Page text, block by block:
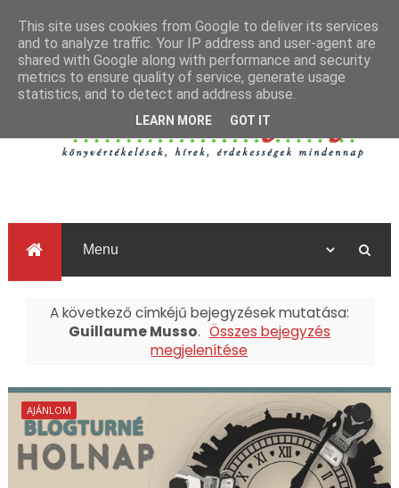
A következő címkéjű bejegyzések mutatása:
Guillaume Musso. Összes bejegyzés
megjelenítése
AJÁNLOM
This site uses cookies from Google to deliver its services
and to analyze traffic. Your IP address and user-agent are
shared with Google along with performance and security
metrics to ensure quality of service, generate usage
statistics, and to detect and address abuse.
LEARN MORE GOT IT